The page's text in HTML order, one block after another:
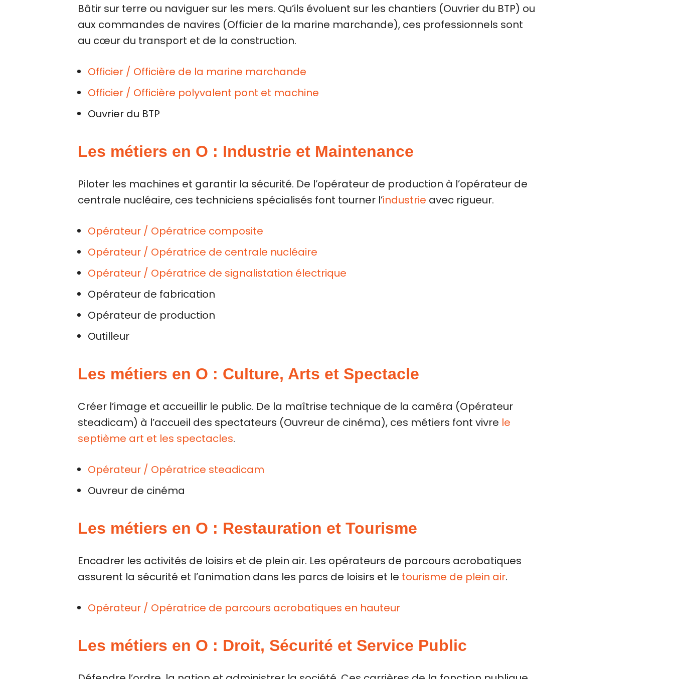
Bâtir sur terre ou naviguer sur les mers. Qu’ils évoluent sur les chantiers (Ouvrier du BTP) ou
aux commandes de navires (Officier de la marine marchande), ces professionnels sont
au cœur du transport et de la construction.
Officier / Officière de la marine marchande
Officier / Officière polyvalent pont et machine
Ouvrier du BTP
Les métiers en O : Industrie et Maintenance
Piloter les machines et garantir la sécurité. De l’opérateur de production à l’opérateur de
centrale nucléaire, ces techniciens spécialisés font tourner l’industrie avec rigueur.
Opérateur / Opératrice composite
Opérateur / Opératrice de centrale nucléaire
Opérateur / Opératrice de signalistation électrique
Opérateur de fabrication
Opérateur de production
Outilleur
Les métiers en O : Culture, Arts et Spectacle
Créer l’image et accueillir le public. De la maîtrise technique de la caméra (Opérateur
steadicam) à l’accueil des spectateurs (Ouvreur de cinéma), ces métiers font vivre le
septième art et les spectacles.
Opérateur / Opératrice steadicam
Ouvreur de cinéma
Les métiers en O : Restauration et Tourisme
Encadrer les activités de loisirs et de plein air. Les opérateurs de parcours acrobatiques
assurent la sécurité et l’animation dans les parcs de loisirs et le tourisme de plein air.
Opérateur / Opératrice de parcours acrobatiques en hauteur
Les métiers en O : Droit, Sécurité et Service Public